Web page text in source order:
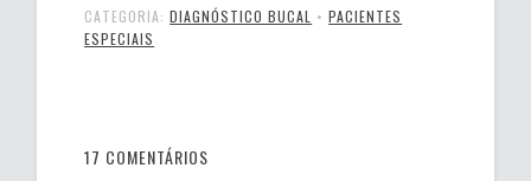
CATEGORIA:DIAGNÓSTICO BUCAL •PACIENTES
ESPECIAIS
17 COMENTÁRIOS